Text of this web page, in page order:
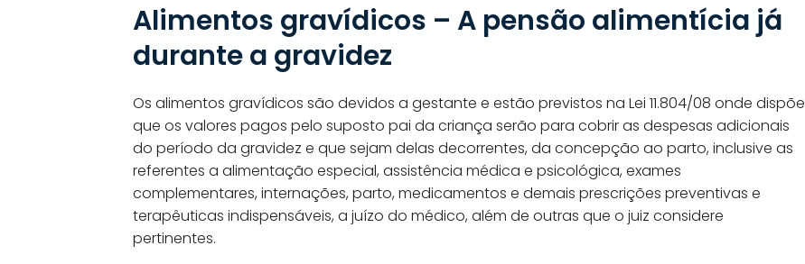
Alimentos gravídicos – A pensão alimentícia já
durante a gravidez
Os alimentos gravídicos são devidos a gestante e estão previstos na Lei 11.804/08 onde dispõe
que os valores pagos pelo suposto pai da criança serão para cobrir as despesas adicionais
do período da gravidez e que sejam delas decorrentes, da concepção ao parto, inclusive as
referentes a alimentação especial, assistência médica e psicológica, exames
complementares, internações, parto, medicamentos e demais prescrições preventivas e
terapêuticas indispensáveis, a juízo do médico, além de outras que o juiz considere
pertinentes.